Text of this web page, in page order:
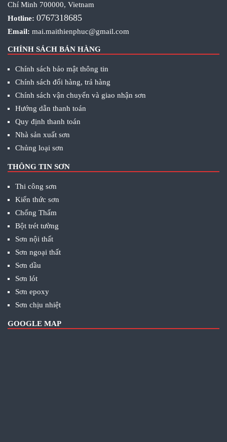
Chí Minh 700000, Vietnam
Hotline: 0767318685
Email: mai.maithienphuc@gmail.com
CHÍNH SÁCH BÁN HÀNG
Chính sách bảo mật thông tin
Chính sách đổi hàng, trả hàng
Chính sách vận chuyển và giao nhận sơn
Hướng dẫn thanh toán
Quy định thanh toán
Nhà sản xuất sơn
Chủng loại sơn
THÔNG TIN SƠN
Thi công sơn
Kiến thức sơn
Chống Thấm
Bột trét tường
Sơn nội thất
Sơn ngoại thất
Sơn dầu
Sơn lót
Sơn epoxy
Sơn chịu nhiệt
GOOGLE MAP